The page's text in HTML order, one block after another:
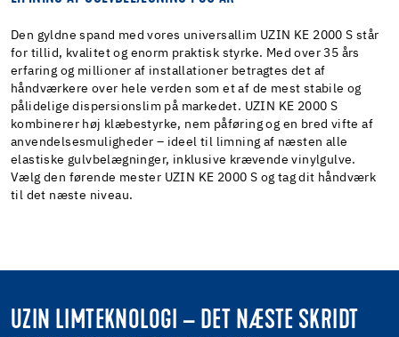
Den gyldne spand med vores universallim UZIN KE 2000 S står
for tillid, kvalitet og enorm praktisk styrke. Med over 35 års
erfaring og millioner af installationer betragtes det af
håndværkere over hele verden som et af de mest stabile og
pålidelige dispersionslim på markedet. UZIN KE 2000 S
kombinerer høj klæbestyrke, nem påføring og en bred vifte af
anvendelsesmuligheder – ideel til limning af næsten alle
elastiske gulvbelægninger, inklusive krævende vinylgulve.
Vælg den førende mester UZIN KE 2000 S og tag dit håndværk
til det næste niveau.
UZIN LIMTEKNOLOGI – DET NÆSTE SKRIDT